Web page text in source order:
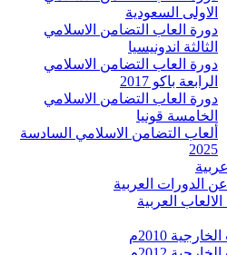
الاولى السعودية
دورة العاب التضامن الاسلامي
الثالثة اندونيسيا
دورة العاب التضامن الاسلامي
الرابعة باكو 2017
دورة العاب التضامن الاسلامي
الخامسة قونيا
ألعاب التضامن الاسلامي السادسة
2025
الدورات العربية
العربية
2010م